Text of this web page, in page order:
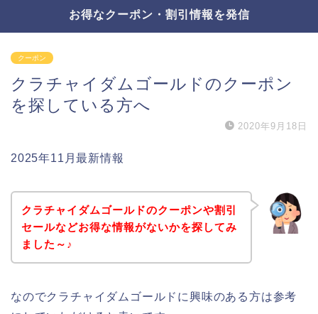
お得なクーポン・割引情報を発信
クーポン
クラチャイダムゴールドのクーポン
を探している方へ
2020年9月18日
2025年11月最新情報
クラチャイダムゴールドのクーポンや割引
セールなどお得な情報がないかを探してみ
ました～♪
なのでクラチャイダムゴールドに興味のある方は参考